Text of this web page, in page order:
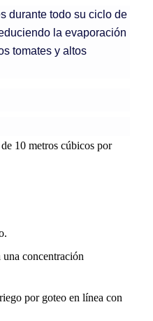
durante todo su ciclo de
la evaporación
tomates y altos
10 metros cúbicos por
concentración
por goteo en línea con